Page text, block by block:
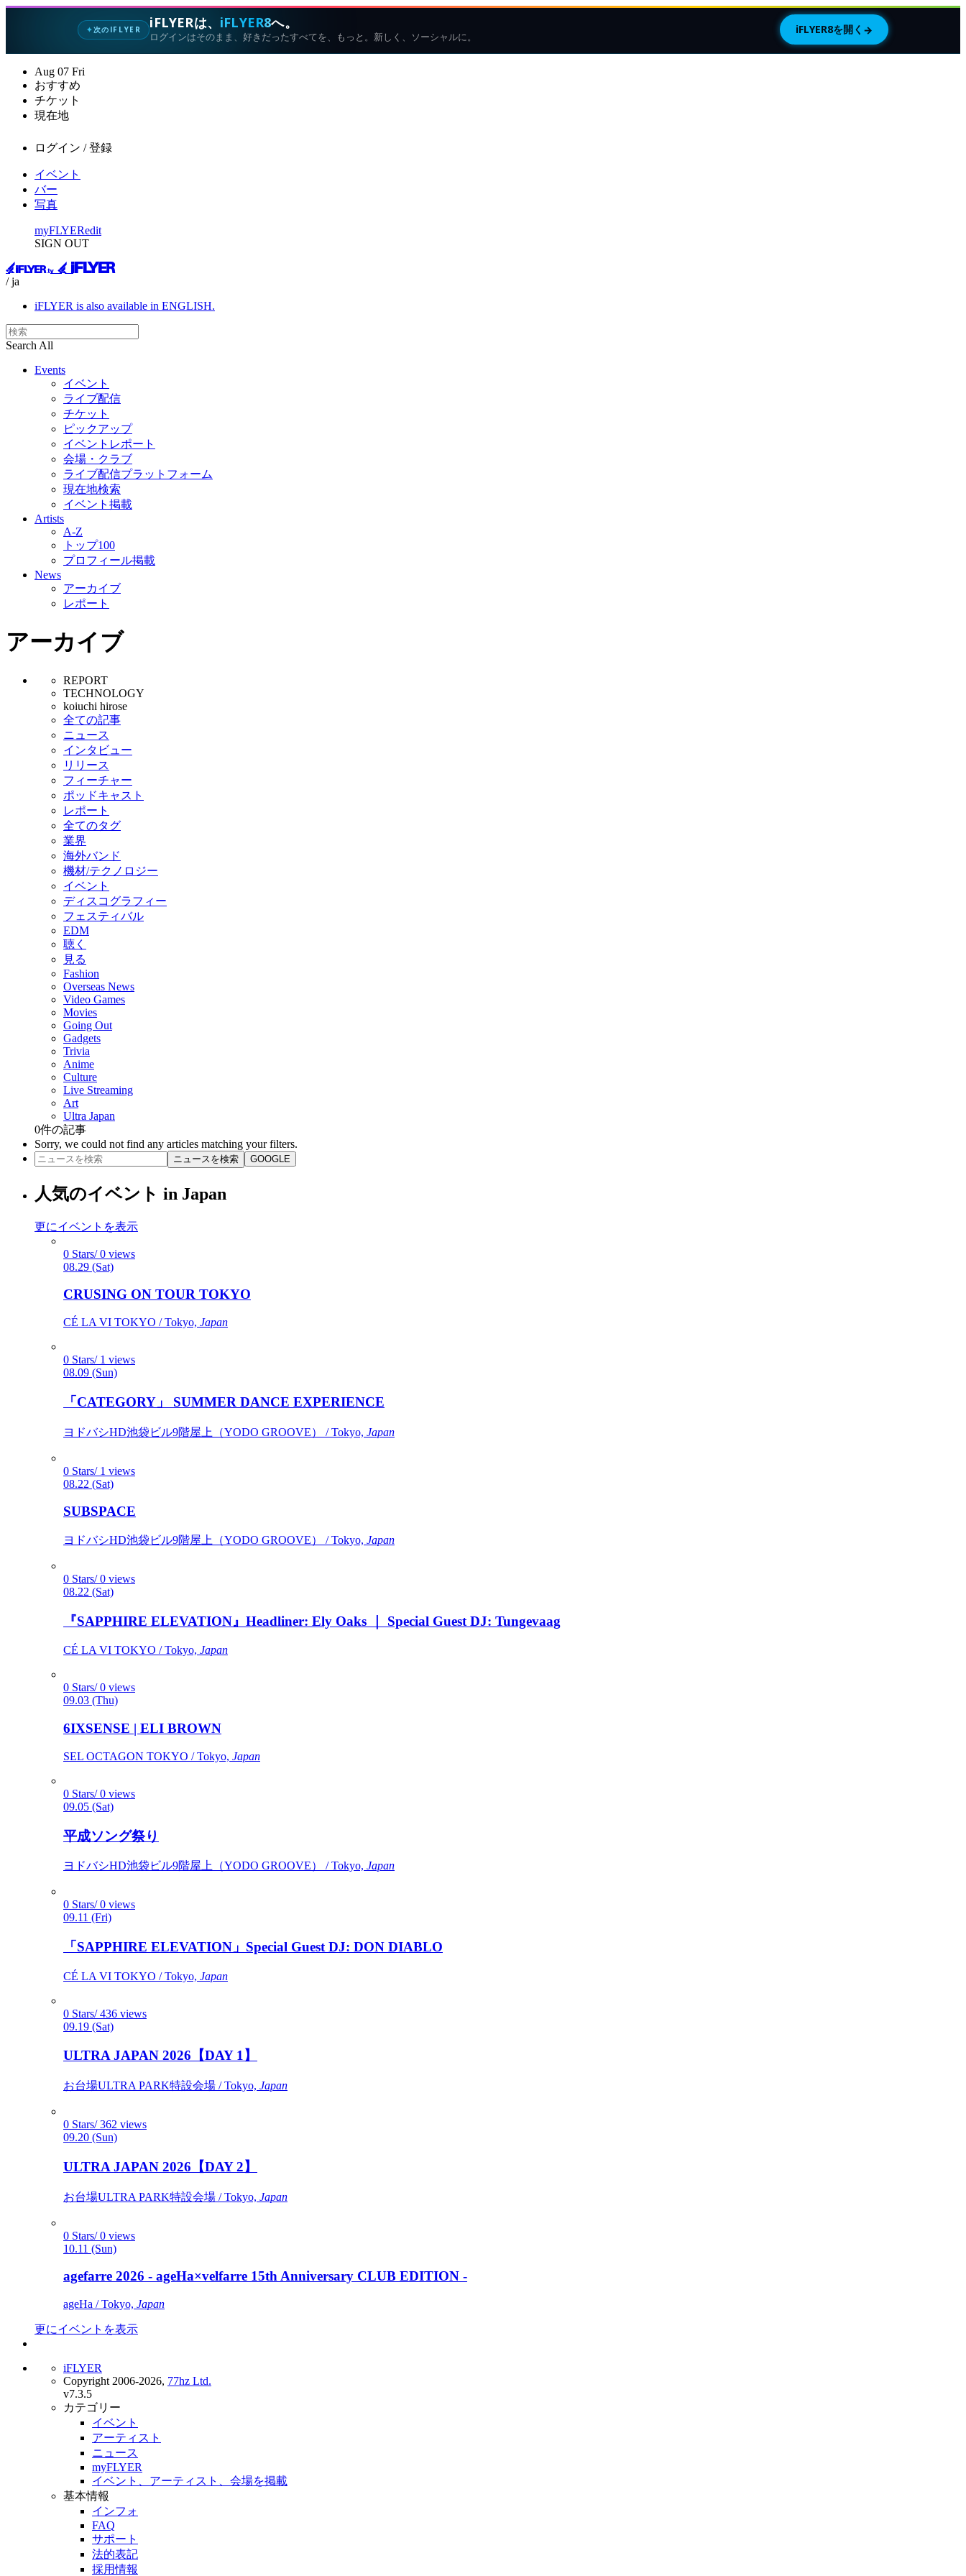
✦次のIFLYER iFLYERは、 iFLYER8へ。
ログインはそのまま、好きだったすべてを、もっと。新しく、ソーシャルに。
iFLYER8を開く →
Aug 07 Fri
おすすめ
チケット
現在地
ログイン / 登録
イベント
バー
写真
myFLYERedit
SIGN OUT
/ ja
iFLYER is also available in ENGLISH.
Search All
Events
イベント
ライブ配信
チケット
ピックアップ
イベントレポート
会場・クラブ
ライブ配信プラットフォーム
現在地検索
イベント掲載
Artists
A-Z
トップ100
プロフィール掲載
News
アーカイブ
レポート
アーカイブ
REPORT
TECHNOLOGY
koiuchi hirose
全ての記事
ニュース
インタビュー
リリース
フィーチャー
ポッドキャスト
レポート
全てのタグ
業界
海外バンド
機材/テクノロジー
イベント
ディスコグラフィー
フェスティバル
EDM
聴く
見る
Fashion
Overseas News
Video Games
Movies
Going Out
Gadgets
Trivia
Anime
Culture
Live Streaming
Art
Ultra Japan
0件の記事
Sorry, we could not find any articles matching your filters.
ニュースを検索 GOOGLE
人気のイベント in Japan
更にイベントを表示
0 Stars/ 0 views
08.29 (Sat)
CRUSING ON TOUR TOKYO
CÉ LA VI TOKYO / Tokyo, Japan
0 Stars/ 1 views
08.09 (Sun)
「CATEGORY」 SUMMER DANCE EXPERIENCE
ヨドバシHD池袋ビル9階屋上（YODO GROOVE） / Tokyo, Japan
0 Stars/ 1 views
08.22 (Sat)
SUBSPACE
ヨドバシHD池袋ビル9階屋上（YODO GROOVE） / Tokyo, Japan
0 Stars/ 0 views
08.22 (Sat)
『SAPPHIRE ELEVATION』Headliner: Ely Oaks ｜ Special Guest DJ: Tungevaag
CÉ LA VI TOKYO / Tokyo, Japan
0 Stars/ 0 views
09.03 (Thu)
6IXSENSE | ELI BROWN
SEL OCTAGON TOKYO / Tokyo, Japan
0 Stars/ 0 views
09.05 (Sat)
平成ソング祭り
ヨドバシHD池袋ビル9階屋上（YODO GROOVE） / Tokyo, Japan
0 Stars/ 0 views
09.11 (Fri)
「SAPPHIRE ELEVATION」Special Guest DJ: DON DIABLO
CÉ LA VI TOKYO / Tokyo, Japan
0 Stars/ 436 views
09.19 (Sat)
ULTRA JAPAN 2026【DAY 1】
お台場ULTRA PARK特設会場 / Tokyo, Japan
0 Stars/ 362 views
09.20 (Sun)
ULTRA JAPAN 2026【DAY 2】
お台場ULTRA PARK特設会場 / Tokyo, Japan
0 Stars/ 0 views
10.11 (Sun)
agefarre 2026 - ageHa×velfarre 15th Anniversary CLUB EDITION -
ageHa / Tokyo, Japan
更にイベントを表示
iFLYER
Copyright 2006-2026, 77hz Ltd.
v7.3.5
カテゴリー
イベント
アーティスト
ニュース
myFLYER
イベント、アーティスト、会場を掲載
基本情報
インフォ
FAQ
サポート
法的表記
採用情報